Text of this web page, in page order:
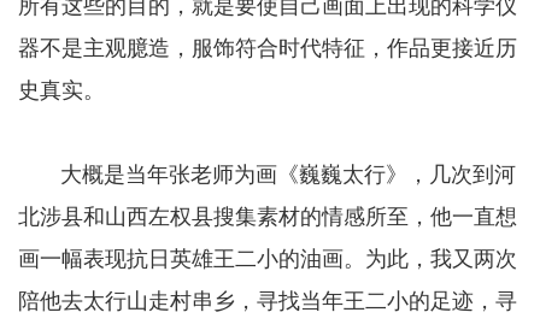
所有这些的目的，就是要使自己画面上出现的科学仪
器不是主观臆造，服饰符合时代特征，作品更接近历
史真实。
大概是当年张老师为画《巍巍太行》，几次到河
北涉县和山西左权县搜集素材的情感所至，他一直想
画一幅表现抗日英雄王二小的油画。为此，我又两次
陪他去太行山走村串乡，寻找当年王二小的足迹，寻